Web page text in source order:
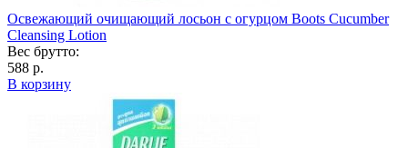
Освежающий очищающий лосьон с огурцом Boots Cucumber
Cleansing Lotion
Вес брутто:
588 р.
В корзину